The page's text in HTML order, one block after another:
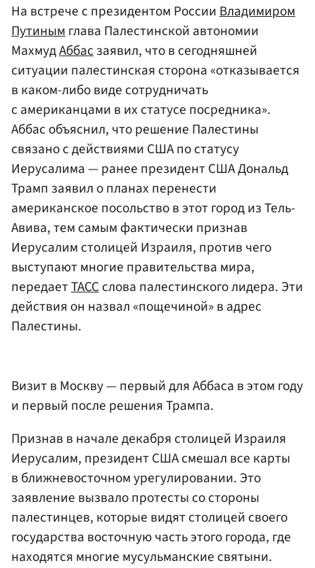
На встрече с президентом РоссииВладимиром
Путинымглава Палестинской автономии
МахмудАббасзаявил, что в сегодняшней
ситуации палестинская сторона «отказывается
в каком-либо виде сотрудничать
с американцами в их статусе посредника».
Аббас объяснил, что решение Палестины
связано с действиями США по статусу
Иерусалима — ранее президент США Дональд
Трамп заявил о планах перенести
американское посольство в этот город из Тель-
Авива, тем самым фактически признав
Иерусалим столицей Израиля, против чего
выступают многие правительства мира,
передаетТАССслова палестинского лидера. Эти
действия он назвал «пощечиной» в адрес
Палестины.
Визит в Москву — первый для Аббаса в этом году
и первый после решения Трампа.
Признав в начале декабря столицей Израиля
Иерусалим, президент США смешал все карты
в ближневосточном урегулировании. Это
заявление вызвало протесты со стороны
палестинцев, которые видят столицей своего
государства восточную часть этого города, где
находятся многие мусульманские святыни.